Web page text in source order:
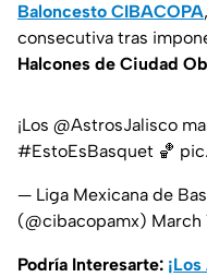
Baloncesto CIBACOPA
consecutiva tras
Halcones de Ciudad
¡Los @AstrosJalisco
#EstoEsBasquet 🏀
— Liga Mexicana de
(@cibacopamx) March
Podría Interesarte: